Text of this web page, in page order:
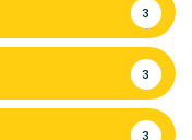
3
3
3